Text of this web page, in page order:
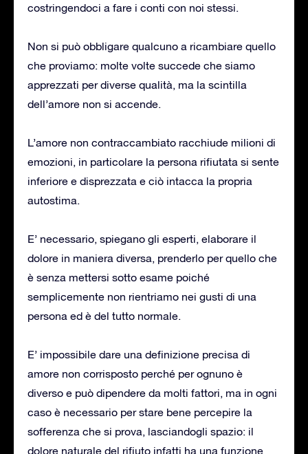
costringendoci a fare i conti con noi stessi.
Non si può obbligare qualcuno a ricambiare quello
che proviamo: molte volte succede che siamo
apprezzati per diverse qualità, ma la scintilla
dell’amore non si accende.
L’amore non contraccambiato racchiude milioni di
emozioni, in particolare la persona rifiutata si sente
inferiore e disprezzata e ciò intacca la propria
autostima.
E’ necessario, spiegano gli esperti, elaborare il
dolore in maniera diversa, prenderlo per quello che
è senza mettersi sotto esame poiché
semplicemente non rientriamo nei gusti di una
persona ed è del tutto normale.
E’ impossibile dare una definizione precisa di
amore non corrisposto perché per ognuno è
diverso e può dipendere da molti fattori, ma in ogni
caso è necessario per stare bene percepire la
sofferenza che si prova, lasciandogli spazio: il
dolore naturale del rifiuto infatti ha una funzione